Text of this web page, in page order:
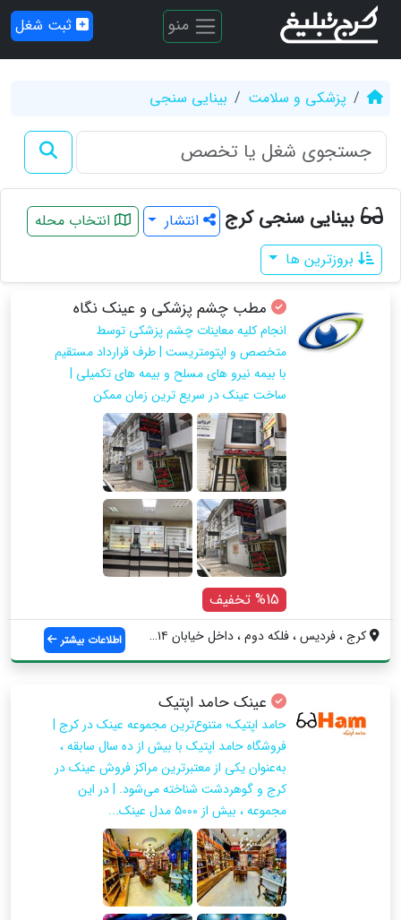
منو ثبت شغل
پزشکی و سلامت بینایی سنجی
بینایی سنجی کرج انتشار
انتخاب محله
بروزترین ها
مطب چشم پزشکی و عینک نگاه
انجام کلیه معاینات چشم پزشکی توسط
متخصص و اپتومتریست | طرف قرارداد مستقیم
با بیمه نیرو های مسلح و بیمه های تکمیلی |
ساخت عینک در سریع ترین زمان ممکن
%15 تخفیف
کرج ، فردیس ، فلکه دوم ، داخل خیابان ۱۴ ... اطلاعات بیشتر
عینک حامد اپتیک
حامد اپتیک؛ متنوع‌ترین مجموعه عینک در کرج |
فروشگاه حامد اپتیک با بیش از ده سال سابقه ،
به‌عنوان یکی از معتبرترین مراکز فروش عینک در
کرج و گوهردشت شناخته می‌شود. | در این
مجموعه ، بیش از ۵۰۰۰ مدل عینک...